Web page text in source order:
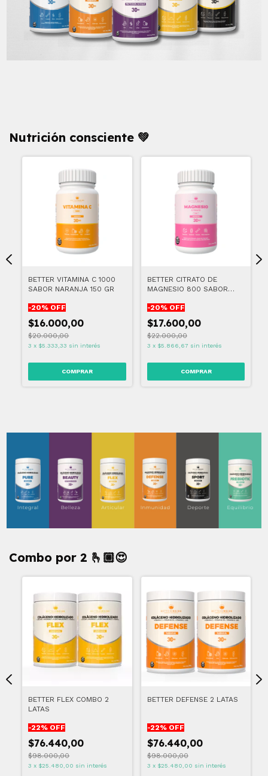
Nutrición consciente 💚
BETTER VITAMINA C 1000
SABOR NARANJA 150 GR
-20% OFF
$16.000,00
$20.000,00
3 x $5.333,33 sin interés
BETTER CITRATO DE
MAGNESIO 800 SABOR
-20% OFF
$17.600,00
$22.000,00
3 x $5.866,67 sin interés
Combo por 2 🫰🏼😍
BETTER FLEX COMBO 2
LATAS
-22% OFF
$76.440,00
$98.000,00
3 x $25.480,00 sin interés
BETTER DEFENSE 2 LATAS
-22% OFF
$76.440,00
$98.000,00
3 x $25.480,00 sin interés